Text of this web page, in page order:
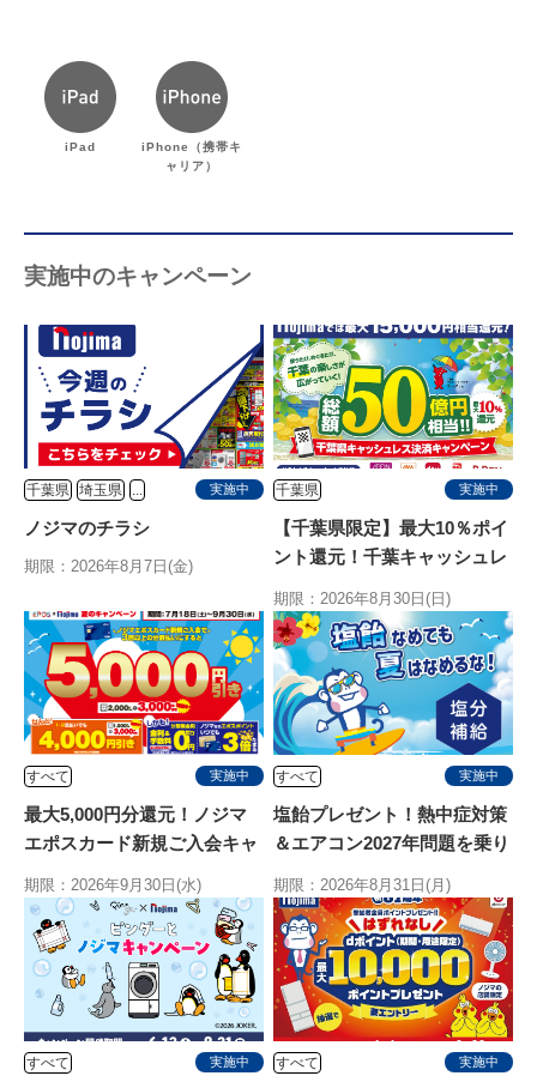
iPad
iPhone（携帯キ
ャリア）
実施中のキャンペーン
千葉県 埼玉県 実施中
ノジマのチラシ
期限：2026年8月7日(金)
千葉県 実施中
【千葉県限定】最大10％ポイ
ント還元！千葉キャッシュレ
期限：2026年8月30日(日)
すべて 実施中
最大5,000円分還元！ノジマ
エポスカード新規ご入会キャ
期限：2026年9月30日(水)
すべて 実施中
塩飴プレゼント！熱中症対策
＆エアコン2027年問題を乗り
期限：2026年8月31日(月)
すべて 実施中 すべて 実施中